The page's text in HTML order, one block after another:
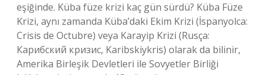
eşiğinde. Küba füze krizi kaç gün sürdü? Küba Füze
Krizi, aynı zamanda Küba’daki Ekim Krizi (İspanyolca:
Crisis de Octubre) veya Karayip Krizi (Rusça:
Карибский кризис, Karibskiykris) olarak da bilinir,
Amerika Birleşik Devletleri ile Sovyetler Birliği